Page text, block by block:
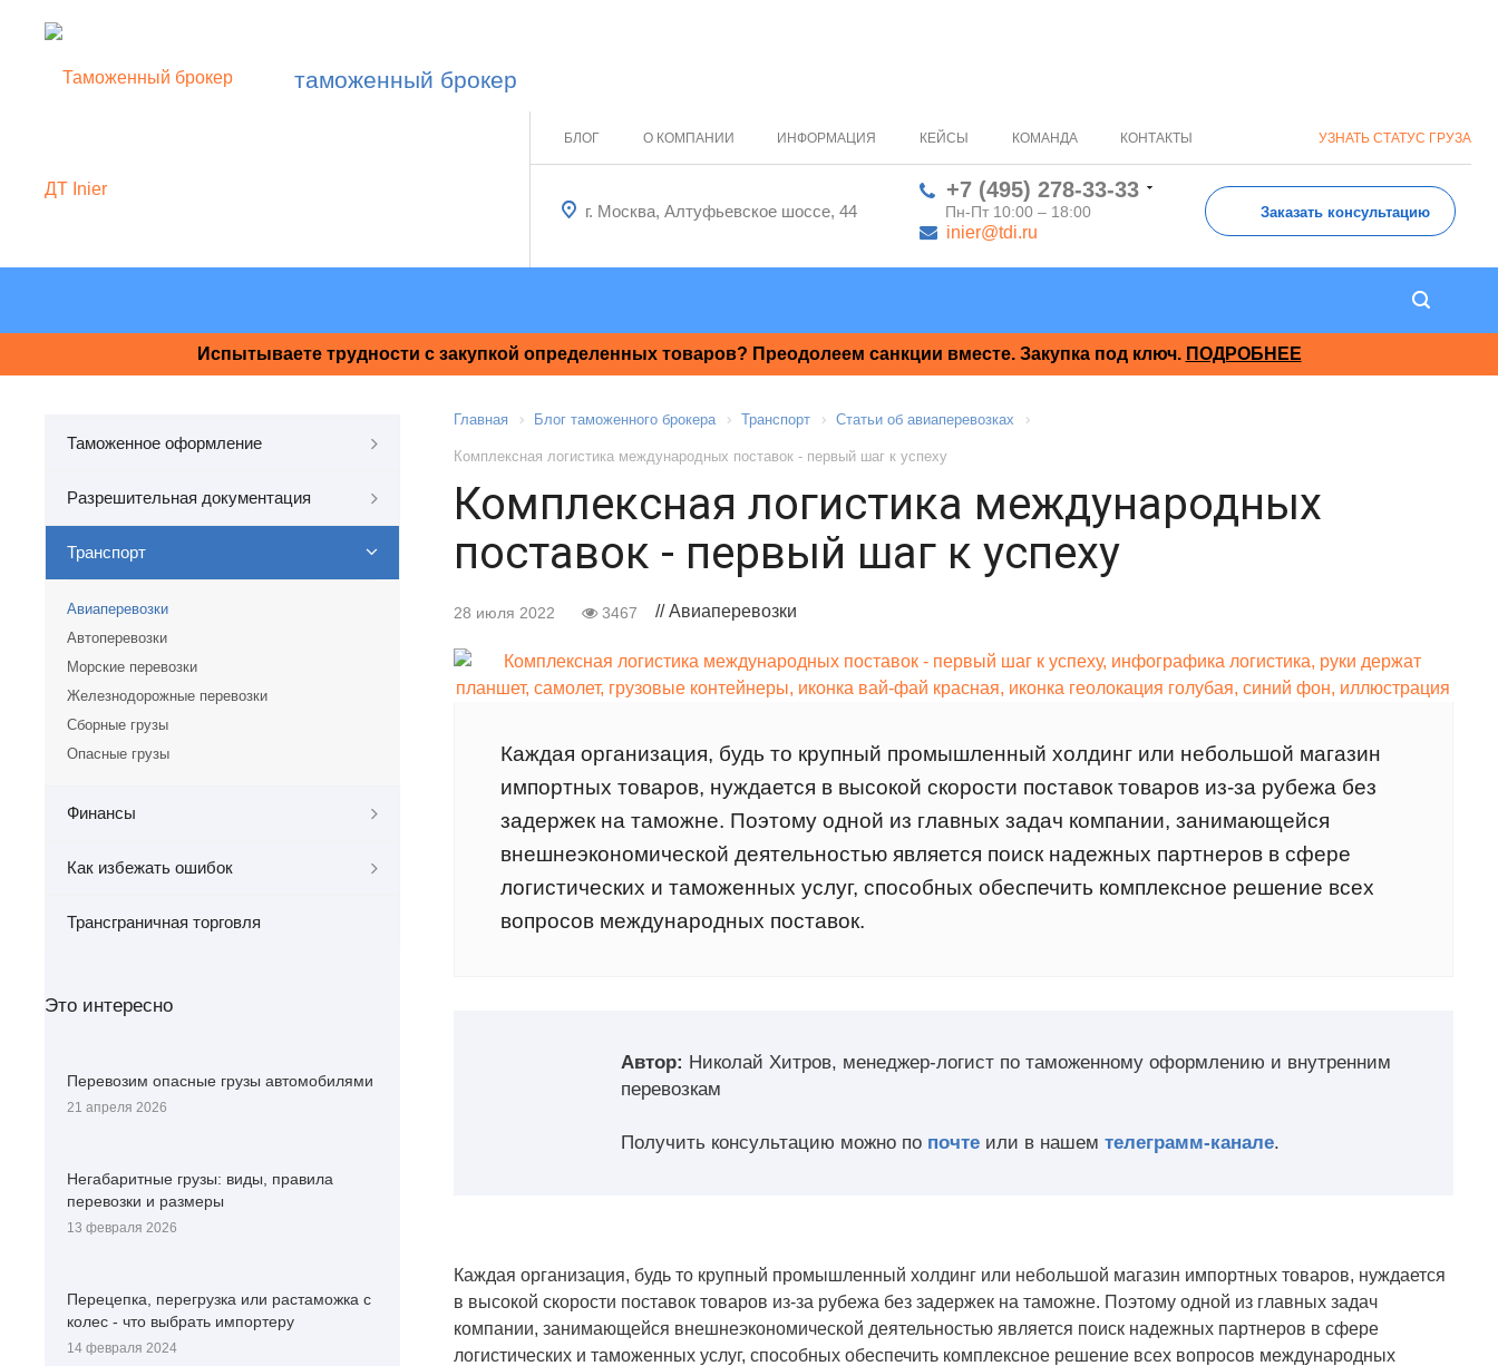
таможенный брокер
г. Москва, Алтуфьевское шоссе, 44
+7 (495) 278-33-33
Пн-Пт 10:00 – 18:00
inier@tdi.ru
Заказать консультацию
БЛОГ О КОМПАНИИ ИНФОРМАЦИЯ КЕЙСЫ КОМАНДА КОНТАКТЫ УЗНАТЬ СТАТУС ГРУЗА
Испытываете трудности с закупкой определенных товаров? Преодолеем санкции вместе. Закупка под ключ. ПОДРОБНЕЕ
Главная Блог таможенного брокера Транспорт Статьи об авиаперевозках
Комплексная логистика международных поставок - первый шаг к успеху
Комплексная логистика международных
поставок - первый шаг к успеху
28 июля 2022 3467 // Авиаперевозки
Каждая организация, будь то крупный промышленный холдинг или небольшой магазин
импортных товаров, нуждается в высокой скорости поставок товаров из-за рубежа без
задержек на таможне. Поэтому одной из главных задач компании, занимающейся
внешнеэкономической деятельностью является поиск надежных партнеров в сфере
логистических и таможенных услуг, способных обеспечить комплексное решение всех
вопросов международных поставок.
Автор: Николай Хитров, менеджер-логист по таможенному оформлению и внутренним
перевозкам
Получить консультацию можно по почтеили в нашем телеграмм-канале.
Каждая организация, будь то крупный промышленный холдинг или небольшой магазин импортных товаров, нуждается
в высокой скорости поставок товаров из-за рубежа без задержек на таможне. Поэтому одной из главных задач
компании, занимающейся внешнеэкономической деятельностью является поиск надежных партнеров в сфере
логистических и таможенных услуг, способных обеспечить комплексное решение всех вопросов международных
Таможенное оформление
Разрешительная документация
Транспорт
Авиаперевозки
Автоперевозки
Морские перевозки
Железнодорожные перевозки
Сборные грузы
Опасные грузы
Финансы
Как избежать ошибок
Трансграничная торговля
Это интересно
Перевозим опасные грузы автомобилями
21 апреля 2026
Негабаритные грузы: виды, правила
перевозки и размеры
13 февраля 2026
Перецепка, перегрузка или растаможка с
колес - что выбрать импортеру
14 февраля 2024